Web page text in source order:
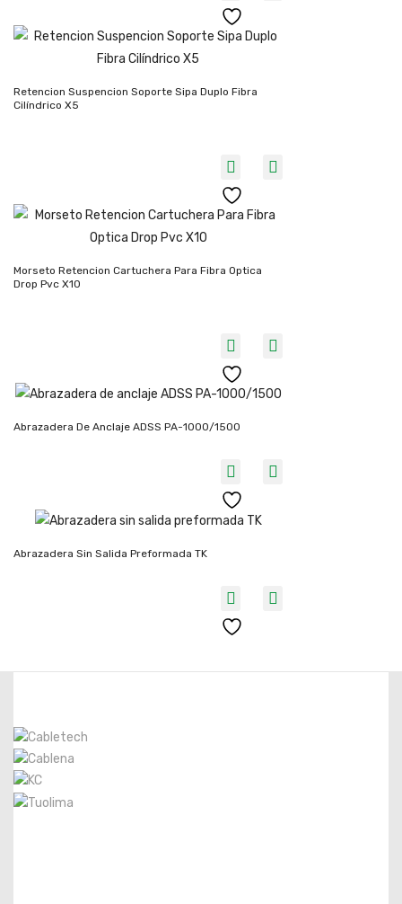
Retencion Suspencion Soporte Sipa Duplo Fibra
Cilíndrico X5
Morseto Retencion Cartuchera Para Fibra Optica
Drop Pvc X10
Abrazadera De Anclaje ADSS PA-1000/1500
Abrazadera Sin Salida Preformada TK